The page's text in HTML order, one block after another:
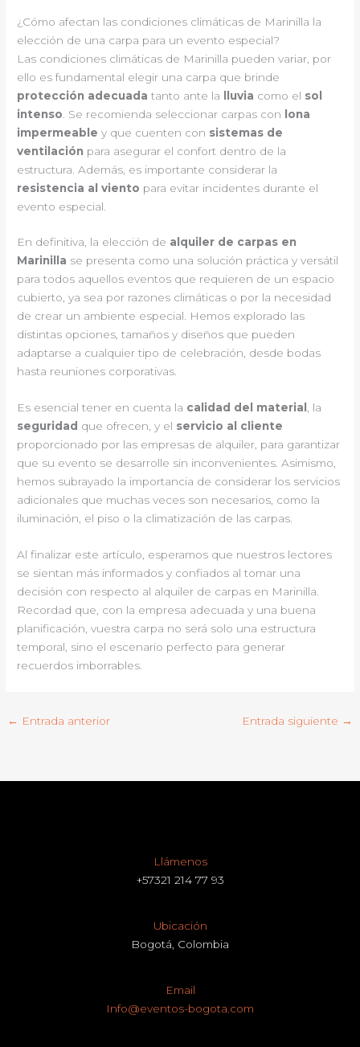
¿Cómo afectan las condiciones climáticas de Marinilla la
elección de una carpa para un evento especial?
Las condiciones climáticas de Marinilla pueden variar, por
ello es fundamental elegir una carpa que brinde
protección adecuada tanto ante la lluvia como el sol
intenso . Se recomienda seleccionar carpas con lona
impermeable y que cuenten con sistemas de
ventilación para asegurar el confort dentro de la
estructura. Además, es importante considerar la
resistencia al viento para evitar incidentes durante el
evento especial.
En definitiva, la elección de alquiler de carpas en
Marinilla se presenta como una solución práctica y versátil
para todos aquellos eventos que requieren de un espacio
cubierto, ya sea por razones climáticas o por la necesidad
de crear un ambiente especial. Hemos explorado las
distintas opciones, tamaños y diseños que pueden
adaptarse a cualquier tipo de celebración, desde bodas
hasta reuniones corporativas.
Es esencial tener en cuenta la calidad del material , la
seguridad que ofrecen, y el servicio al cliente
proporcionado por las empresas de alquiler, para garantizar
que su evento se desarrolle sin inconvenientes. Asimismo,
hemos subrayado la importancia de considerar los servicios
adicionales que muchas veces son necesarios, como la
iluminación, el piso o la climatización de las carpas.
Al finalizar este artículo, esperamos que nuestros lectores
se sientan más informados y confiados al tomar una
decisión con respecto al alquiler de carpas en Marinilla.
Recordad que, con la empresa adecuada y una buena
planificación, vuestra carpa no será solo una estructura
temporal, sino el escenario perfecto para generar
recuerdos imborrables.
← Entrada anterior Entrada siguiente →
Llámenos
+57321 214 77 93
Ubicación
Bogotá, Colombia
Email
Info@eventos-bogota.com